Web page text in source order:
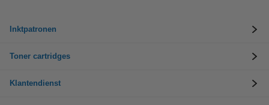
Inktpatronen
Toner cartridges
Klantendienst